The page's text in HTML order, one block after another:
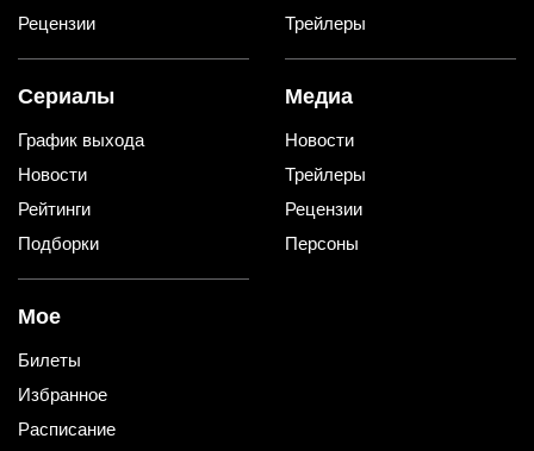
Рецензии
Трейлеры
Сериалы
График выхода
Новости
Рейтинги
Подборки
Медиа
Новости
Трейлеры
Рецензии
Персоны
Мое
Билеты
Избранное
Расписание